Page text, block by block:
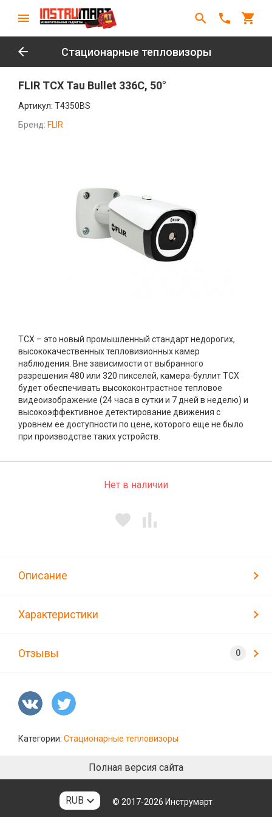
Стационарные тепловизоры
FLIR TCX Tau Bullet 336C, 50°
Артикул: T4350BS
Бренд: FLIR
TCX – это новый промышленный стандарт недорогих,
высококачественных тепловизионных камер
наблюдения. Вне зависимости от выбранного
разрешения 480 или 320 пикселей, камера-буллит TCX
будет обеспечивать высококонтрастное тепловое
видеоизображение (24 часа в сутки и 7 дней в неделю) и
высокоэффективное детектирование движения с
уровнем ее доступности по цене, которого еще не было
при производстве таких устройств.
Нет в наличии
Описание
Характеристики
Отзывы
Категории: Стационарные тепловизоры
Полная версия сайта
RUB © 2017-2026 Инструмарт